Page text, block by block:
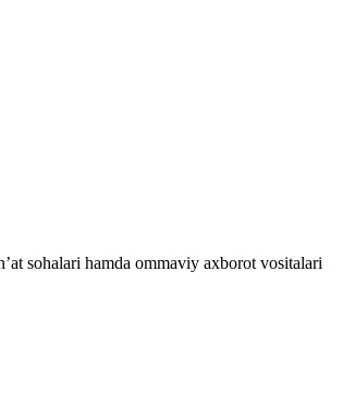
sohalari hamda ommaviy axborot vositalari